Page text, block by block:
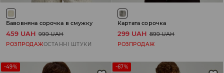
Бавовняна сорочка в смужку
459 UAH 999 UAH
РОЗПРОДАЖОСТАННІ ШТУКИ
Картата сорочка
299 UAH 899 UAH
РОЗПРОДАЖ
-49% -67%